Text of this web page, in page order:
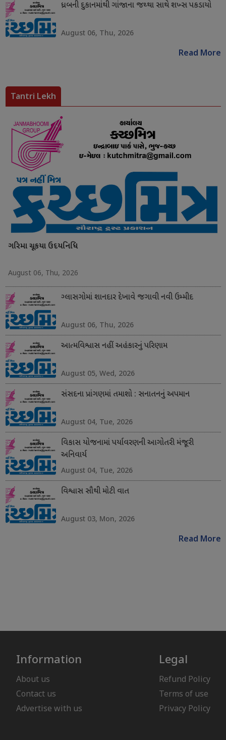
ધ્રબની દુકાનમાંથી ગાંજાના જથ્થા સાથે શખ્સ પકડાયો
August 06, Thu, 2026
Read More
Tantri Lekh
ગરિમા ચૂકયા ઉદયનિધિ
August 06, Thu, 2026
ગ્લાસગોમાં શાનદાર દેખાવે જગાવી નવી ઉમ્મીદ
August 06, Thu, 2026
આત્મવિશ્વાસ નહીં અહંકારનું પરિણામ
August 05, Wed, 2026
સંસદના પ્રાંગણમાં તમાશો : સનાતનનું અપમાન
August 04, Tue, 2026
વિકાસ યોજનામાં પર્યાવરણની આગોતરી મંજૂરી
અનિવાર્ય
August 04, Tue, 2026
વિશ્વાસ સૌથી મોટી વાત
August 03, Mon, 2026
Read More
Information
About us
Contact us
Advertise with us
Legal
Refund Policy
Terms of use
Privacy Policy